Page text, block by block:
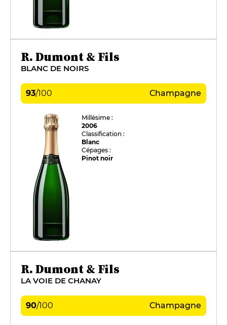
R. Dumont & Fils
BLANC DE NOIRS
93/100 Champagne
Millésime :
2006
Classification :
Blanc
Cépages :
Pinot noir
R. Dumont & Fils
LA VOIE DE CHANAY
90/100 Champagne